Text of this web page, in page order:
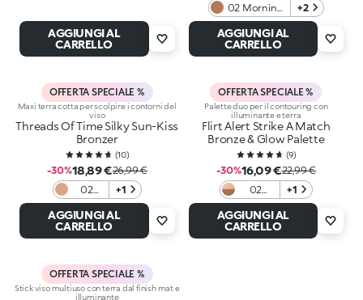
AGGIUNGI AL
CARRELLO
02 Morning
Brew
Cappuccino
+2
AGGIUNGI AL
CARRELLO
OFFERTA SPECIALE %
Maxi terra cotta per scolpire i contorni del
viso
Threads Of Time Silky Sun-Kiss
Bronzer
(10)
-30%18,89 €26,99 €
02
Desert
Sienna
+1
AGGIUNGI AL
CARRELLO
OFFERTA SPECIALE %
Palette duo per il contouring con
illuminante e terra
Flirt Alert Strike A Match
Bronze & Glow Palette
(9)
-30%16,09 €22,99 €
02
Copper
Kissed
+1
AGGIUNGI AL
CARRELLO
OFFERTA SPECIALE %
Stick viso multiuso con terra dal finish mat e
illuminante